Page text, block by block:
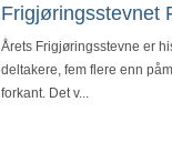
Frigjøringsstevnet
Årets Frigjøringsstevne er
deltakere, fem flere enn
forkant. Det v...